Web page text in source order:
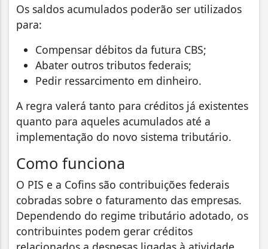
Os saldos acumulados poderão ser utilizados
para:
Compensar débitos da futura CBS;
Abater outros tributos federais;
Pedir ressarcimento em dinheiro.
A regra valerá tanto para créditos já existentes
quanto para aqueles acumulados até a
implementação do novo sistema tributário.
Como funciona
O PIS e a Cofins são contribuições federais
cobradas sobre o faturamento das empresas.
Dependendo do regime tributário adotado, os
contribuintes podem gerar créditos